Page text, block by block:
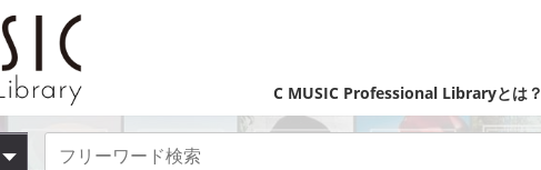
C MUSIC Professional Libraryとは？